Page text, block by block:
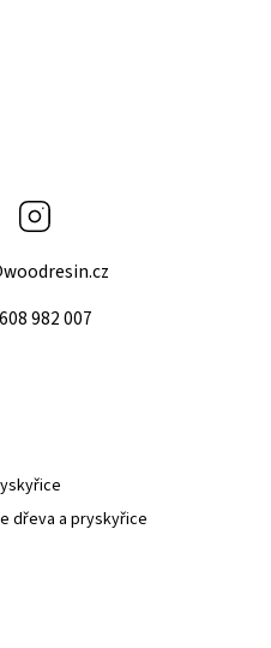
Facebook
woodresin.cz
982 007
dřeva a pryskyřice